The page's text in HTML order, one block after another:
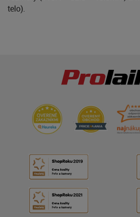
telo).